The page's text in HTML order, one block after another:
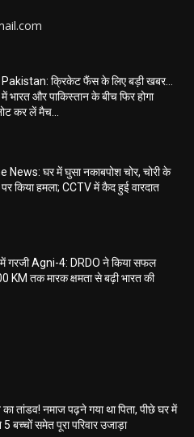
Pakistan: क्रिकेट फैंस के लिए बड़ी खबर…
भारत और पाकिस्तान के बीच फिर होगा
कर लें मैच...
News: घर में घुसा नकाबपोश चोर, चोरी के
पर किया हमला; CCTV में कैद हुई वारदात
में गरजी Agni-4: DRDO ने किया सफल
KM तक मारक क्षमता से बढ़ी भारत की
का तांडव! नमाज पढ़ने गया था पिता, पीछे घर में
बच्चों समेत पूरा परिवार उजाड़ा